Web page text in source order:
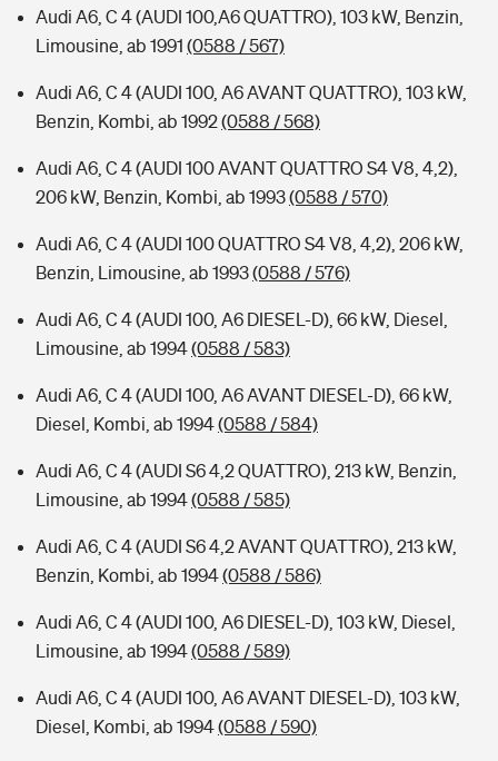
Audi A6, C 4 (AUDI 100,A6 QUATTRO), 103 kW, Benzin,
Limousine, ab 1991 (0588 / 567)
Audi A6, C 4 (AUDI 100, A6 AVANT QUATTRO), 103 kW,
Benzin, Kombi, ab 1992(0588 / 568)
Audi A6, C 4 (AUDI 100 AVANT QUATTRO S4 V8, 4,2),
206 kW, Benzin, Kombi, ab 1993(0588 / 570)
Audi A6, C 4 (AUDI 100 QUATTRO S4 V8, 4,2), 206 kW,
Benzin, Limousine, ab 1993(0588 / 576)
Audi A6, C 4 (AUDI 100, A6 DIESEL-D), 66 kW, Diesel,
Limousine, ab 1994(0588 / 583)
Audi A6, C 4 (AUDI 100, A6 AVANT DIESEL-D), 66 kW,
Diesel, Kombi, ab 1994(0588 / 584)
Audi A6, C 4 (AUDI S6 4,2 QUATTRO), 213 kW, Benzin,
Limousine, ab 1994(0588 / 585)
Audi A6, C 4 (AUDI S6 4,2 AVANT QUATTRO), 213 kW,
Benzin, Kombi, ab 1994(0588 / 586)
Audi A6, C 4 (AUDI 100, A6 DIESEL-D), 103 kW, Diesel,
Limousine, ab 1994(0588 / 589)
Audi A6, C 4 (AUDI 100, A6 AVANT DIESEL-D), 103 kW,
Diesel, Kombi, ab 1994(0588 / 590)